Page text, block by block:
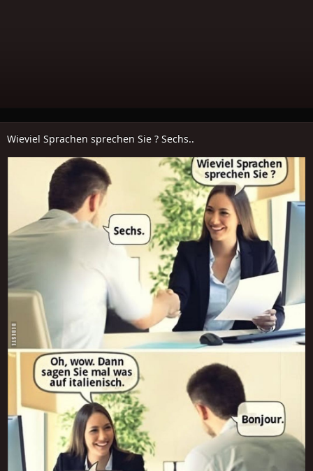
Wieviel Sprachen sprechen Sie ? Sechs..